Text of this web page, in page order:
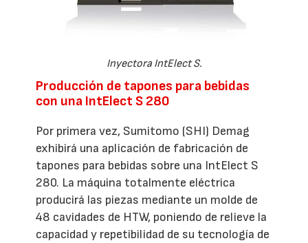
Inyectora IntElect S.
Producción de tapones para bebidas
con una IntElect S 280
Por primera vez, Sumitomo (SHI) Demag
exhibirá una aplicación de fabricación de
tapones para bebidas sobre una IntElect S
280. La máquina totalmente eléctrica
producirá las piezas mediante un molde de
48 cavidades de HTW, poniendo de relieve la
capacidad y repetibilidad de su tecnología de